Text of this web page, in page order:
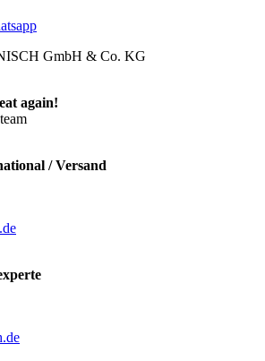
GmbH & Co. KG
again!
/ Versand